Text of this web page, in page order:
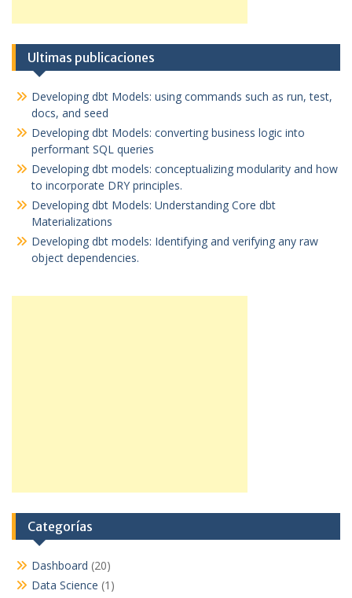
Ultimas publicaciones
Developing dbt Models: using commands such as run, test,
docs, and seed
Developing dbt Models: converting business logic into
performant SQL queries
Developing dbt models: conceptualizing modularity and how
to incorporate DRY principles.
Developing dbt Models: Understanding Core dbt
Materializations
Developing dbt models: Identifying and verifying any raw
object dependencies.
Categorías
Dashboard (20)
Data Science (1)